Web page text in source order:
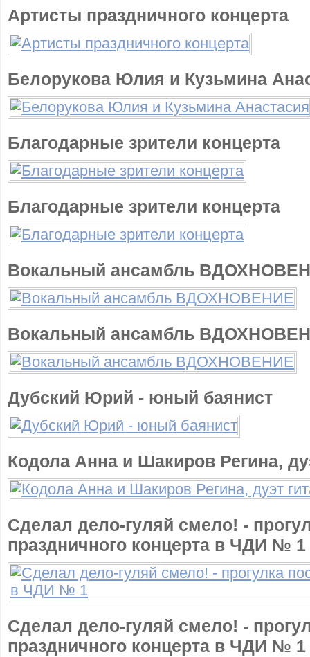
Артисты праздничного концерта
Белорукова Юлия и Кузьмина
Благодарные зрители концерта
Благодарные зрители концерта
Вокальный ансамбль
Вокальный ансамбль
Дубский Юрий - юный баянист
Кодола Анна и Шакиров Регина,
Сделал дело-гуляй смело! -
праздничного концерта в ЧДИ № 1
Сделал дело-гуляй смело! -
праздничного концерта в ЧДИ № 1